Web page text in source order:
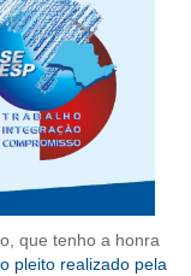
que tenho a honra
pleito realizado pela